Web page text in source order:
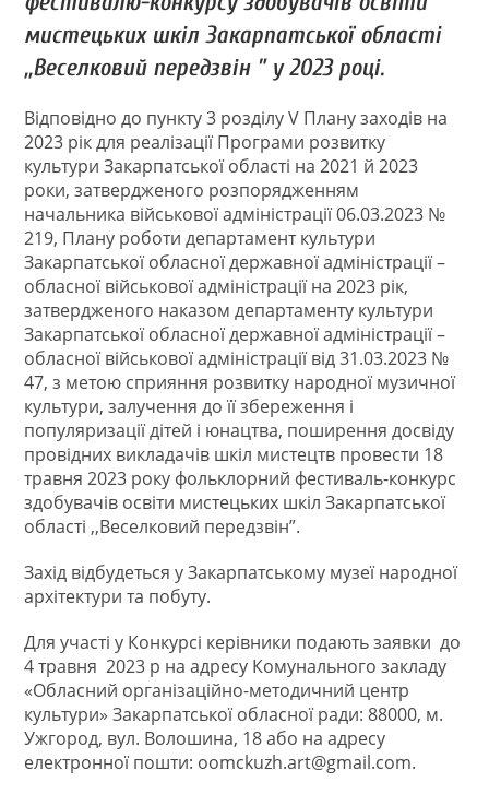
мистецьких шкіл Закарпатської області
,,Веселковий передзвін ” у 2023 році.
Відповідно до пункту 3 розділу V Плану заходів на
2023 рік для реалізації Програми розвитку
культури Закарпатської області на 2021 й 2023
роки, затвердженого розпорядженням
начальника військової адміністрації 06.03.2023 №
219, Плану роботи департамент культури
Закарпатської обласної державної адміністрації –
обласної військової адміністрації на 2023 рік,
затвердженого наказом департаменту культури
Закарпатської обласної державної адміністрації –
обласної військової адміністрації від 31.03.2023 №
47, з метою сприяння розвитку народної музичної
культури, залучення до її збереження і
популяризації дітей і юнацтва, поширення досвіду
провідних викладачів шкіл мистецтв провести 18
травня 2023 року фольклорний фестиваль-конкурс
здобувачів освіти мистецьких шкіл Закарпатської
області ,,Веселковий передзвін”.
Захід відбудеться у Закарпатському музеї народної
архітектури та побуту.
Для участі у Конкурсі керівники подають заявки до
4 травня 2023 р на адресу Комунального закладу
«Обласний організаційно-методичний центр
культури» Закарпатської обласної ради: 88000, м.
Ужгород, вул. Волошина, 18 або на адресу
електронної пошти: oomckuzh.art@gmail.com.